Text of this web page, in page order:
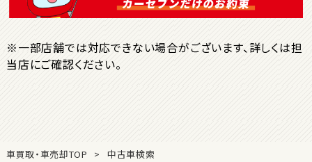
トヨタ
ヤリスクロス
※一部店舗では対応できない場合がございます、詳しくは担
当店にご確認ください。
車買取・車売却TOP 中古車検索